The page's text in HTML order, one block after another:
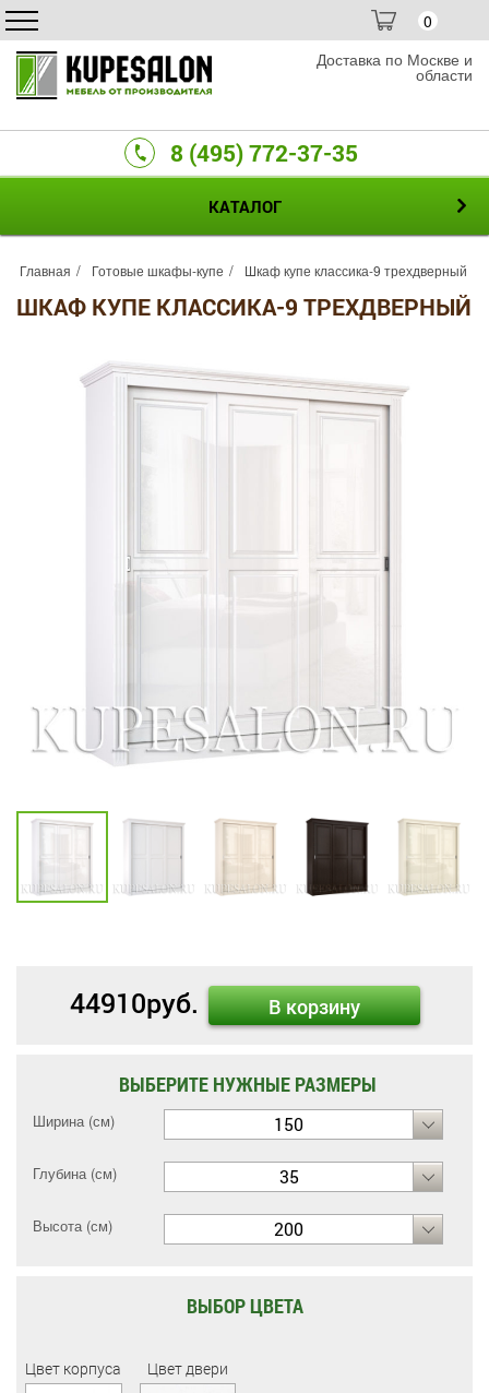
0
Доставка по Москве и
области
8 (495) 772-37-35
КАТАЛОГ
Главная Готовые шкафы-купе Шкаф купе классика-9 трехдверный
ШКАФ КУПЕ КЛАССИКА-9 ТРЕХДВЕРНЫЙ
44910руб. В корзину
ВЫБЕРИТЕ НУЖНЫЕ РАЗМЕРЫ
Ширина (см) 150
Глубина (см) 35
Высота (см) 200
ВЫБОР ЦВЕТА
Цвет корпуса Цвет двери